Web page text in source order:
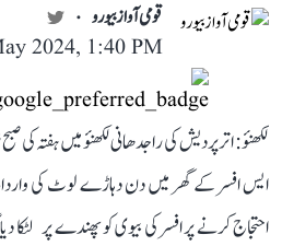
قومی آواز بیورو
2024, 1:40 PM
لکھنؤ: اتر پردیش کی راجدھانی لکھنؤ میں ہفتہ
ایس افسر کے گھر میں دن دہاڑے لوٹ کی
احتجاج کرنے پر افسر کی بیوی کو پھندے پر لٹکا